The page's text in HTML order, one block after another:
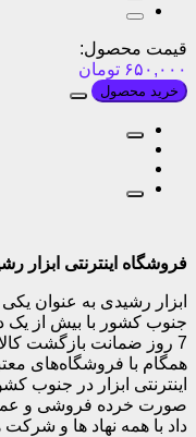
قیمت محصول:
۶۵۰,۰۰۰ تومان
خرید محصول
فروشگاه اینترنتی ابزار
ابزار رشیدی به عنوان
جنوب کشور با بیش از یک
7 روز ضمانت بازگشت
همگام با فروشگاه‌های
اینترنتی ابزار در جنوب
صورت خرده فروشی و
داد با همه نهاد ها و